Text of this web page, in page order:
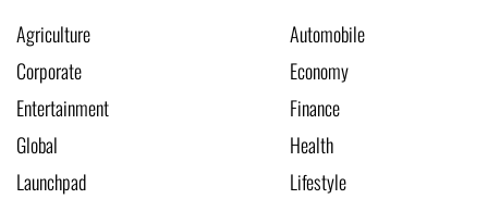
Agriculture
Automobile
Corporate
Economy
Entertainment
Finance
Global
Health
Launchpad
Lifestyle